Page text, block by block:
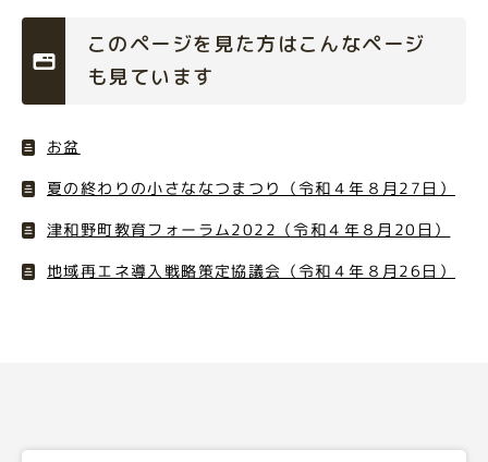
このページを見た方はこんなページ
も見ています
お盆
夏の終わりの小さななつまつり（令和４年８月27日）
津和野町教育フォーラム2022（令和４年８月20日）
地域再エネ導入戦略策定協議会（令和４年８月26日）